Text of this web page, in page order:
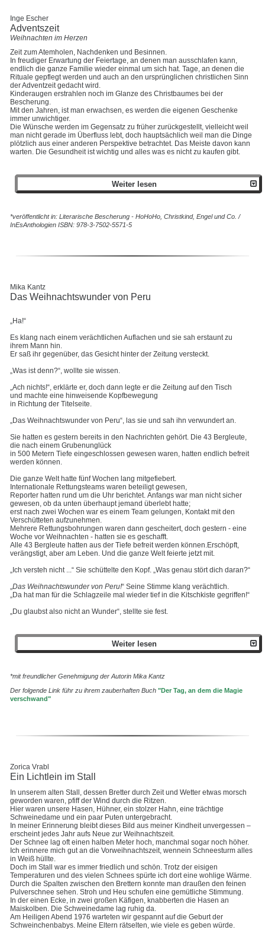
Inge Escher
Adventszeit
Weihnachten im Herzen
Zeit zum Atemholen, Nachdenken und Besinnen.
In freudiger Erwartung der Feiertage, an denen man ausschlafen kann,
endlich die ganze Familie wieder einmal um sich hat. Tage, an denen die
Rituale gepflegt werden und auch an den ursprünglichen christlichen Sinn
der Adventzeit gedacht wird.
Kinderaugen erstrahlen noch im Glanze des Christbaumes bei der
Bescherung.
Mit den Jahren, ist man erwachsen, es werden die eigenen Geschenke
immer unwichtiger.
Die Wünsche werden im Gegensatz zu früher zurückgestellt, vielleicht weil
man nicht gerade im Überfluss lebt, doch hauptsächlich weil man die Dinge
plötzlich aus einer anderen Perspektive betrachtet. Das Meiste davon kann
warten. Die Gesundheit ist wichtig und alles was es nicht zu kaufen gibt.
Weiter lesen
*veröffentlicht in: Literarische Bescherung - HoHoHo, Christkind, Engel und Co. /
InEsAnthologien ISBN: 978-3-7502-5571-5
Mika Kantz
Das Weihnachtswunder von Peru
„Ha!“
Es klang nach einem verächtlichen Auflachen und sie sah erstaunt zu
ihrem Mann hin.
Er saß ihr gegenüber, das Gesicht hinter der Zeitung versteckt.
„Was ist denn?“, wollte sie wissen.
„Ach nichts!“, erklärte er, doch dann legte er die Zeitung auf den Tisch
und machte eine hinweisende Kopfbewegung
in Richtung der Titelseite.
„Das Weihnachtswunder von Peru“, las sie und sah ihn verwundert an.
Sie hatten es gestern bereits in den Nachrichten gehört. Die 43 Bergleute,
die nach einem Grubenunglück
in 500 Metern Tiefe eingeschlossen gewesen waren, hatten endlich befreit
werden können.
Die ganze Welt hatte fünf Wochen lang mitgefiebert.
Internationale Rettungsteams waren beteiligt gewesen,
Reporter hatten rund um die Uhr berichtet. Anfangs war man nicht sicher
gewesen, ob da unten überhaupt jemand überlebt hatte;
erst nach zwei Wochen war es einem Team gelungen, Kontakt mit den
Verschütteten aufzunehmen.
Mehrere Rettungsbohrungen waren dann gescheitert, doch gestern - eine
Woche vor Weihnachten - hatten sie es geschafft.
Alle 43 Bergleute hatten aus der Tiefe befreit werden können.Erschöpft,
verängstigt, aber am Leben. Und die ganze Welt feierte jetzt mit.
„Ich versteh nicht ...“ Sie schüttelte den Kopf. „Was genau stört dich daran?“
„Das Weihnachtswunder von Peru!“ Seine Stimme klang verächtlich.
„Da hat man für die Schlagzeile mal wieder tief in die Kitschkiste gegriffen!“
„Du glaubst also nicht an Wunder“, stellte sie fest.
Weiter lesen
*mit freundlicher Genehmigung der Autorin Mika Kantz
Der folgende Link führ zu ihrem zauberhaften Buch "Der Tag, an dem die Magie
verschwand"
Zorica Vrabl
Ein Lichtlein im Stall
In unserem alten Stall, dessen Bretter durch Zeit und Wetter etwas morsch
geworden waren, pfiff der Wind durch die Ritzen.
Hier waren unsere Hasen, Hühner, ein stolzer Hahn, eine trächtige
Schweinedame und ein paar Puten untergebracht.
In meiner Erinnerung bleibt dieses Bild aus meiner Kindheit unvergessen –
erscheint jedes Jahr aufs Neue zur Weihnachtszeit.
Der Schnee lag oft einen halben Meter hoch, manchmal sogar noch höher.
Ich erinnere mich gut an die Vorweihnachtszeit, wennein Schneesturm alles
in Weiß hüllte.
Doch im Stall war es immer friedlich und schön. Trotz der eisigen
Temperaturen und des vielen Schnees spürte ich dort eine wohlige Wärme.
Durch die Spalten zwischen den Brettern konnte man draußen den feinen
Pulverschnee sehen. Stroh und Heu schufen eine gemütliche Stimmung.
In der einen Ecke, in zwei großen Käfigen, knabberten die Hasen an
Maiskolben. Die Schweinedame lag ruhig da.
Am Heiligen Abend 1976 warteten wir gespannt auf die Geburt der
Schweinchenbabys. Meine Eltern rätselten, wie viele es geben würde.